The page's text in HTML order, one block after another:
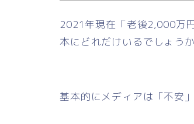
2021年現在「老後2,000万
本にどれだけいるでしょう
基本的にメディアは「不安